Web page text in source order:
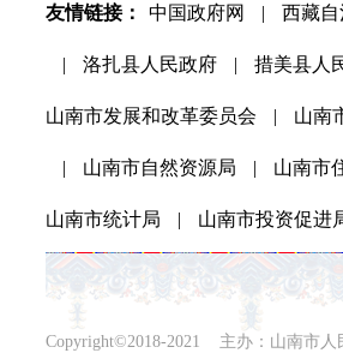
友情链接： 中国政府网 | 西藏自
| 洛扎县人民政府 | 措美县人
山南市发展和改革委员会 | 山南
| 山南市自然资源局 | 山南市
山南市统计局 | 山南市投资促进
Copyright©2018-2021 主办：山南市